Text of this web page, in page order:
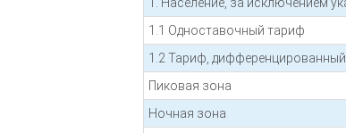
1. Население, за исключением
1.1 Одноставочный тариф
1.2 Тариф,
Пиковая зона
Ночная зона